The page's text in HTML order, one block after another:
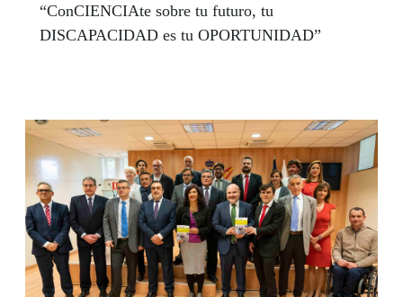
“ConCIENCIAte sobre tu futuro, tu
DISCAPACIDAD es tu OPORTUNIDAD”